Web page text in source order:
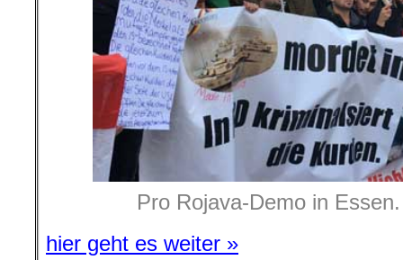
Pro Rojava-Demo in
hier geht es weiter »